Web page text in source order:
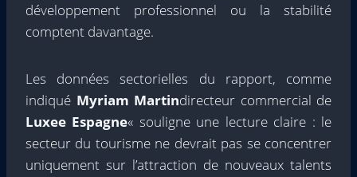
développement professionnel ou la stabilité
comptent davantage.
Les données sectorielles du rapport, comme
indiqué Myriam Martindirecteur commercial de
Luxee Espagne« souligne une lecture claire : le
secteur du tourisme ne devrait pas se concentrer
uniquement sur l’attraction de nouveaux talents